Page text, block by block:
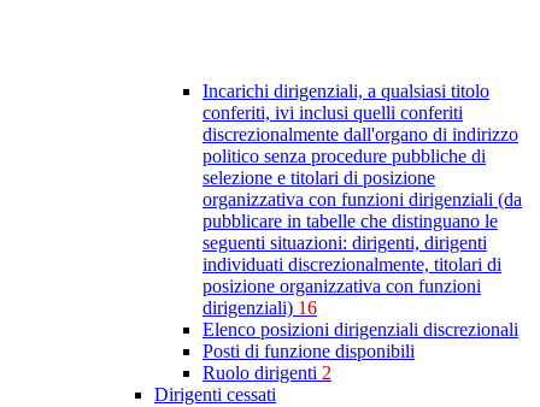
Incarichi dirigenziali, a qualsiasi titolo
conferiti, ivi inclusi quelli conferiti
discrezionalmente dall'organo di indirizzo
politico senza procedure pubbliche di
selezione e titolari di posizione
organizzativa con funzioni dirigenziali (da
pubblicare in tabelle che distinguano le
seguenti situazioni: dirigenti, dirigenti
individuati discrezionalmente, titolari di
posizione organizzativa con funzioni
dirigenziali) 16
Elenco posizioni dirigenziali discrezionali
Posti di funzione disponibili
Ruolo dirigenti 2
Dirigenti cessati